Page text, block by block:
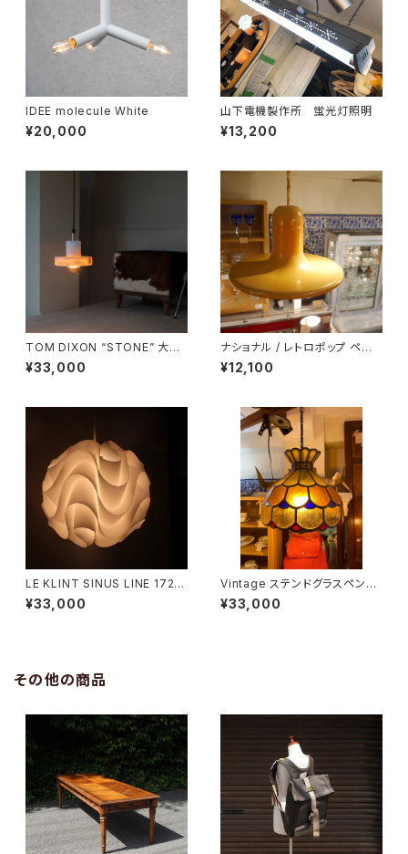
IDEE molecule White
¥20,000
山下電機製作所 蛍光灯照明
¥13,200
TOM DIXON “STONE” 大理
石ペンダントライト
¥33,000
ナショナル / レトロポップ ペン
ダントライト
¥12,100
LE KLINT SINUS LINE 172A
Medium
¥33,000
Vintage ステンドグラスペンダ
ントライト
¥33,000
その他の商品